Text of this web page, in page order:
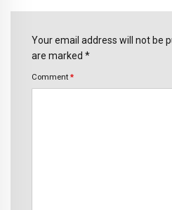
Your email address will not be
are marked *
Comment *